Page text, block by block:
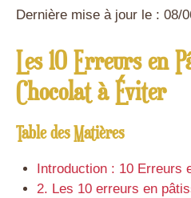
Dernière mise à jour le : 08/
Les 10 Erreurs en
Chocolat à Éviter
Table des Matières
Introduction : 10 Erreurs
2. Les 10 erreurs en